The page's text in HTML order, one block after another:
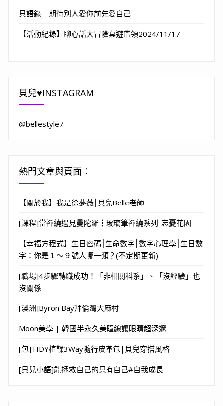
貝語錄｜期待別人愛你前先愛自己
【活動紀錄】聊心話大冒險桌遊帶領2024/11/17
貝兒♥INSTAGRAM
@bellestyle7
熱門文章與頁面︰
【關於我】我是徐夢薇⎮貝兒Belle老師
[課程]當禪繞遇見曼陀羅┇玻璃筆禪繞系列-忘憂花園
【幸福方程式】生日密碼⎮生命數字⎮數字心理學⎮生日數
字：你是１～９號人哪一類？(不定期更新)
[職場]4步驟轉職成功！「非相關科系」、「沒經驗」也
沒關係
[澳洲]Byron Bay拜倫灣大麻村
Moon美學 | 韓國半永久美瞳線讓眼睛超深邃
[包]TIDY植鞣3Way隨行皮革包|貝兒穿搭風格
[貝兒小語]能拯救自己的只有自己#自我成長